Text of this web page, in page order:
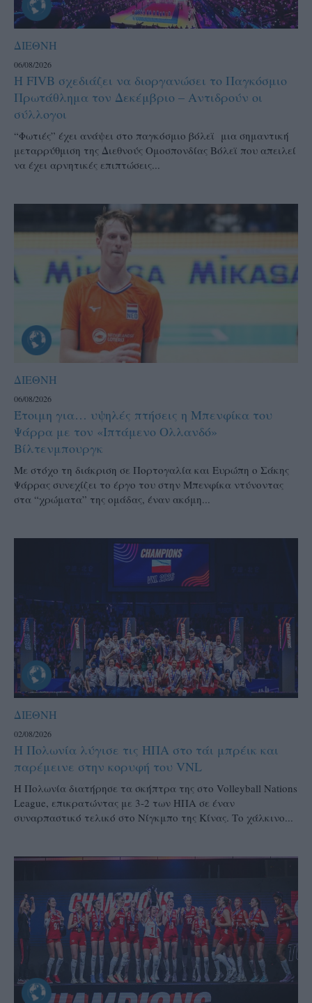
ΔΙΕΘΝΗ
06/08/2026
Η FIVB σχεδιάζει να διοργανώσει το Παγκόσμιο
Πρωτάθλημα τον Δεκέμβριο – Αντιδρούν οι
σύλλογοι
“Φωτιές” έχει ανάψει στο παγκόσμιο βόλεϊ μια σημαντική
μεταρρύθμιση της Διεθνούς Ομοσπονδίας Βόλεϊ που απειλεί
να έχει αρνητικές επιπτώσεις...
ΔΙΕΘΝΗ
06/08/2026
Έτοιμη για… υψηλές πτήσεις η Μπενφίκα του
Ψάρρα με τον «Ιπτάμενο Ολλανδό»
Βίλτενμπουργκ
Mε στόχο τη διάκριση σε Πορτογαλία και Ευρώπη ο Σάκης
Ψάρρας συνεχίζει το έργο του στην Μπενφίκα ντύνοντας
στα “χρώματα” της ομάδας, έναν ακόμη...
ΔΙΕΘΝΗ
02/08/2026
Η Πολωνία λύγισε τις ΗΠΑ στο τάι μπρέικ και
παρέμεινε στην κορυφή του VNL
Η Πολωνία διατήρησε τα σκήπτρα της στο Volleyball Nations
League, επικρατώντας με 3-2 των ΗΠΑ σε έναν
συναρπαστικό τελικό στο Νίγκμπο της Κίνας. Το χάλκινο...